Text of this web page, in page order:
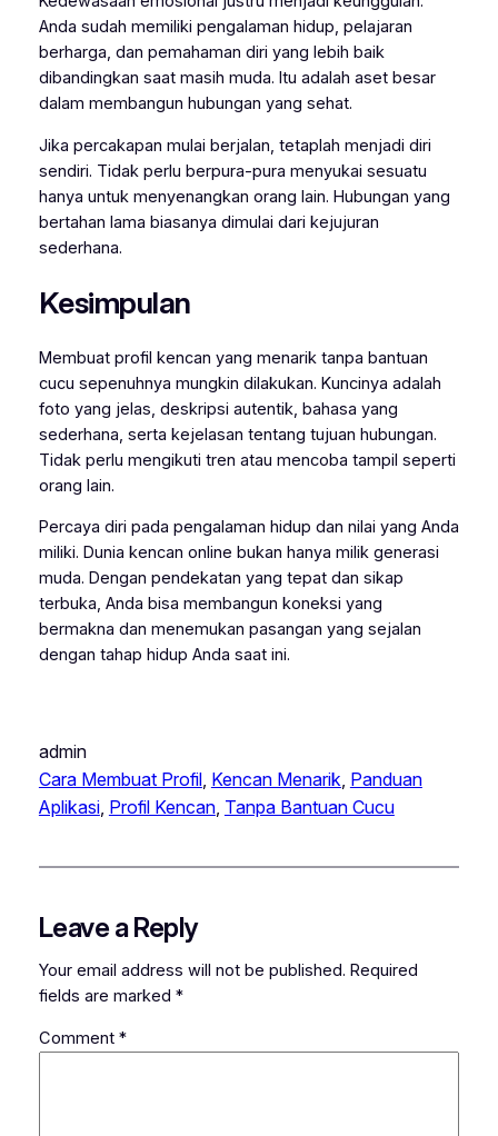
Anda sudah memiliki pengalaman hidup, pelajaran
berharga, dan pemahaman diri yang lebih baik
dibandingkan saat masih muda. Itu adalah aset besar
dalam membangun hubungan yang sehat.
Jika percakapan mulai berjalan, tetaplah menjadi diri
sendiri. Tidak perlu berpura-pura menyukai sesuatu
hanya untuk menyenangkan orang lain. Hubungan yang
bertahan lama biasanya dimulai dari kejujuran
sederhana.
Kesimpulan
Membuat profil kencan yang menarik tanpa bantuan
cucu sepenuhnya mungkin dilakukan. Kuncinya adalah
foto yang jelas, deskripsi autentik, bahasa yang
sederhana, serta kejelasan tentang tujuan hubungan.
Tidak perlu mengikuti tren atau mencoba tampil seperti
orang lain.
Percaya diri pada pengalaman hidup dan nilai yang Anda
miliki. Dunia kencan online bukan hanya milik generasi
muda. Dengan pendekatan yang tepat dan sikap
terbuka, Anda bisa membangun koneksi yang
bermakna dan menemukan pasangan yang sejalan
dengan tahap hidup Anda saat ini.
admin
Cara Membuat Profil, Kencan Menarik Panduan
Aplikasi, Profil Kencan, Tanpa Bantuan Cucu
Leave a Reply
Your email address will not be published. Required
fields are marked *
Comment *